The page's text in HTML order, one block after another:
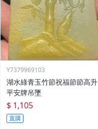
Y7379969103
湖水綠青玉竹節祝福節節高升
平安牌吊墜
$ 1,105
直購